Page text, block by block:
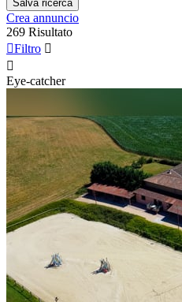
Salva ricerca
Crea annuncio
269 Risultato
Filtro 

Eye-catcher